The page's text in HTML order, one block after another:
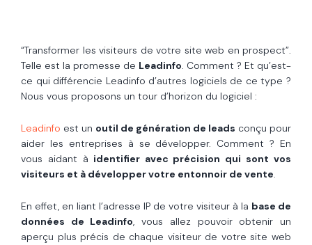
“Transformer les visiteurs de votre site web en prospect”.
Telle est la promesse de Leadinfo. Comment ? Et qu’est-
ce qui différencie Leadinfo d’autres logiciels de ce type ?
Nous vous proposons un tour d’horizon du logiciel :
Leadinfo est un outil de génération de leads conçu pour
aider les entreprises à se développer. Comment ? En
vous aidant à identifier avec précision qui sont vos
visiteurs et à développer votre entonnoir de vente.
En effet, en liant l’adresse IP de votre visiteur à la base de
données de Leadinfo, vous allez pouvoir obtenir un
aperçu plus précis de chaque visiteur de votre site web